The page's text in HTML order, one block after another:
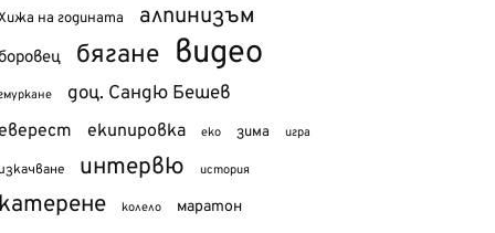
на годината алпинизъм
бягане видео
доц. Сандю Бешев
екипировка еко зима игра
интервю история
колело маратон